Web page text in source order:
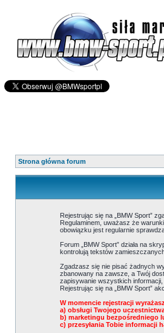
Strona główna forum
Rejestrując się na „BMW Sport”
Regulaminem, uważasz że
obowiązku jest regularnie
Forum „BMW Sport” działa na
kontrolują tekstów
Zgadzasz się nie pisać żadnych
zbanowany na zawsze, a Twój
zapisywanie wszystkich informacji,
Rejestrując się na „BMW Sport”
W momencie rejestracji
a) obsługi Twojego
b) marketingu bezpośredniego
c) przesyłania Tobie informacji